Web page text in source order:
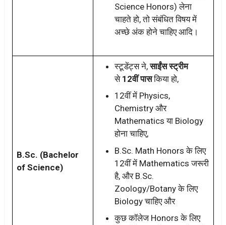
Science Honors) लेना
चाहते हो, तो संबंधित विषय में
अच्छे अंक होने चाहिए आदि।
B.Sc. (Bachelor
of Science)
स्टूडेंट्स ने,साईंस स्ट्रीम
से 12वीं पासकिया हो,
12वीं में Physics,
Chemistry और
Mathematics या Biology
होना चाहिए,
B.Sc. Math Honors के लिए
12वीं में Mathematics जरूरी
है, और B.Sc.
Zoology/Botany के लिए
Biology चाहिए और
कुछ कॉलेज Honors के लिए